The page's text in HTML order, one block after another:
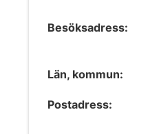
Besöksadress:
Län, kommun:
Postadress: